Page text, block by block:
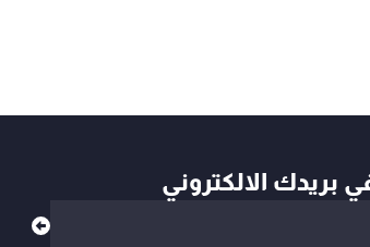
بريدك الالكتروني